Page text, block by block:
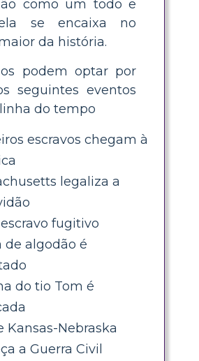
como um todo e
se encaixa no
da história.
podem optar por
seguintes eventos
do tempo
escravos chegam à
legaliza a
fugitivo
de algodão é
do tio Tom é
Kansas-Nebraska
a Guerra Civil